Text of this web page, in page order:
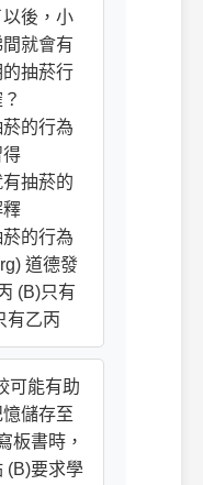
後，小
就會有
抽菸行
的行為
得
抽菸的
釋
的行為
道德發
(B)只有
有乙丙
可能有助
儲存至
板書時，
(B)要求學